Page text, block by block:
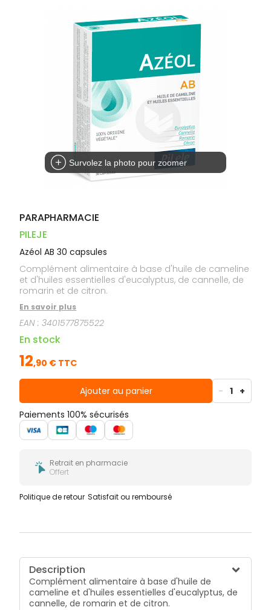
Homme
Solaire
Visage
DE GARDE
DE SANTÉ
Survolez la photo pour zoomer
PARAPHARMACIE
PILEJE
Azéol AB 30 capsules
Complément alimentaire à base d'huile de cameline
et d'huiles essentielles d'eucalyptus, de cannelle, de
romarin et de citron.
En savoir plus
EAN :3401577875522
En stock
12,90 € TTC
Ajouter au panier - 1 +
Paiements 100% sécurisés
Retrait en pharmacie
Offert
Politique de retour Satisfait ou remboursé
Description
Complément alimentaire à base d'huile de
cameline et d'huiles essentielles d'eucalyptus, de
cannelle, de romarin et de citron.